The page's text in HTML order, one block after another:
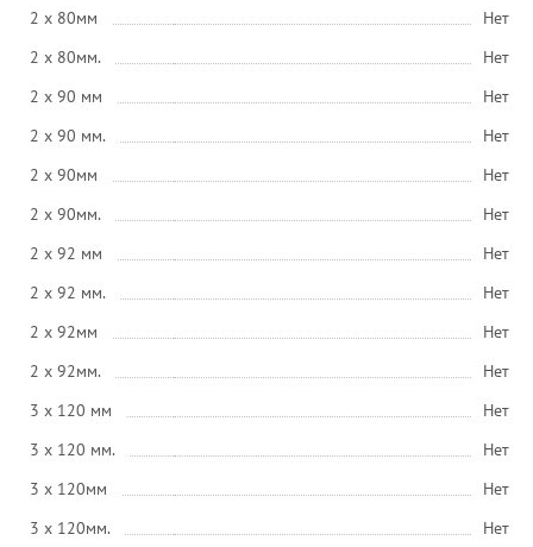
2 x 80мм
Нет
2 x 80мм.
Нет
2 x 90 мм
Нет
2 x 90 мм.
Нет
2 x 90мм
Нет
2 x 90мм.
Нет
2 x 92 мм
Нет
2 x 92 мм.
Нет
2 x 92мм
Нет
2 x 92мм.
Нет
3 x 120 мм
Нет
3 x 120 мм.
Нет
3 x 120мм
Нет
3 x 120мм.
Нет